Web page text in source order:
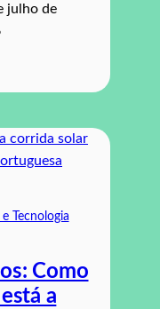
julho de
Tecnologia
Como
a